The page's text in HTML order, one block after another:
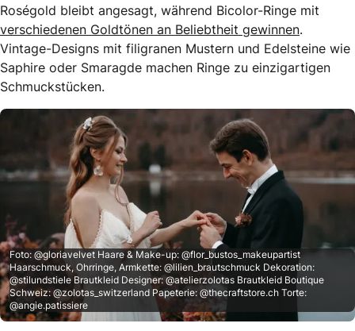
Roségold bleibt angesagt, während Bicolor-Ringe mit
verschiedenen Goldtönen an Beliebtheit gewinnen.
Vintage-Designs mit filigranen Mustern und Edelsteine wie
Saphire oder Smaragde machen Ringe zu einzigartigen
Schmuckstücken.
Foto: @gloriavelvet Haare & Make-up: @flor_bustos_makeupartist
Haarschmuck, Ohrringe, Armkette: @lilien_brautschmuck Dekoration:
@stilundstiele Brautkleid Designer: @atelierzolotas Brautkleid Boutique
Schweiz: @zolotas_switzerland Papeterie: @thecraftstore.ch Torte:
@angie.patissiere